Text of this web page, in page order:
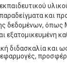
και
δεδομένων, όπως
εξατομικευμένη
διδασκαλία